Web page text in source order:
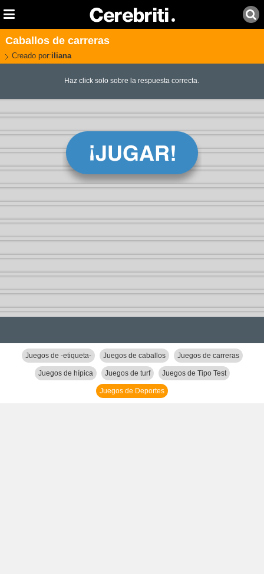
Caballos de carreras
Creado por:iliana
Haz click solo sobre la respuesta correcta.
Juegos de -etiqueta- Juegos de caballos Juegos de carreras
Juegos de hípica Juegos de turf Juegos de Tipo Test
Juegos de Deportes